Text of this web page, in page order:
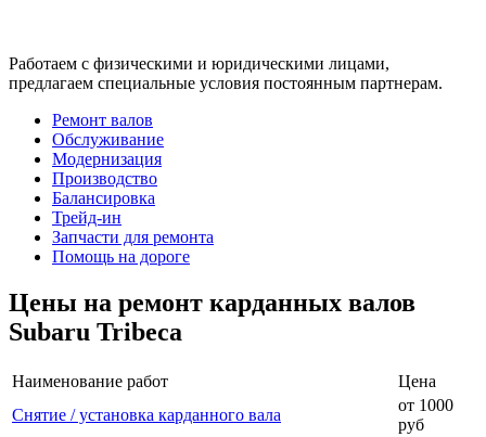
Работаем с физическими и юридическими лицами,
предлагаем специальные условия постоянным партнерам.
Ремонт валов
Обслуживание
Модернизация
Производство
Балансировка
Трейд-ин
Запчасти для ремонта
Помощь на дороге
Цены на ремонт карданных валов
Subaru Tribeca
Наименование работ
Цена
Снятие / установка карданного вала
от 1000
руб